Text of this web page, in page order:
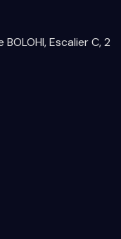
Escalier C, 2